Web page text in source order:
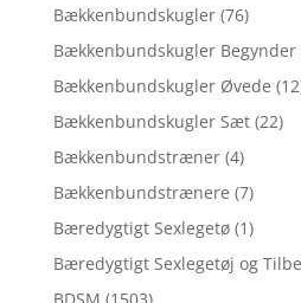
Bækkenbundskugler (76)
Bækkenbundskugler Begynder
Bækkenbundskugler Øvede
Bækkenbundskugler Sæt (22)
Bækkenbundstræner (4)
Bækkenbundstrænere (7)
Bæredygtigt Sexlegetø (1)
Bæredygtigt Sexlegetøj og